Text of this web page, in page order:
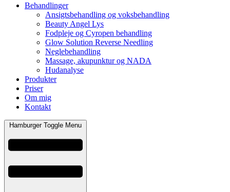
Behandlinger
Ansigtsbehandling og voksbehandling
Beauty Angel Lys
Fodpleje og Cyropen behandling
Glow Solution Reverse Needling
Neglebehandling
Massage, akupunktur og NADA
Hudanalyse
Produkter
Priser
Om mig
Kontakt
Hamburger Toggle Menu